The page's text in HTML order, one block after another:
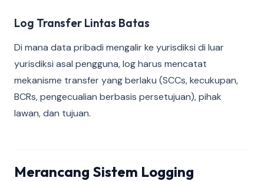
Log Transfer Lintas Batas
Di mana data pribadi mengalir ke yurisdiksi di luar
yurisdiksi asal pengguna, log harus mencatat
mekanisme transfer yang berlaku (SCCs, kecukupan,
BCRs, pengecualian berbasis persetujuan), pihak
lawan, dan tujuan.
Merancang Sistem Logging